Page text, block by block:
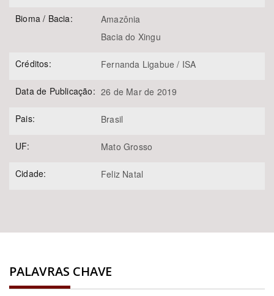
Bioma / Bacia:
Amazônia
Bacia do Xingu
Créditos: Fernanda Ligabue / ISA
Data de Publicação: 26 de Mar de 2019
Pais: Brasil
UF: Mato Grosso
Cidade: Feliz Natal
PALAVRAS CHAVE